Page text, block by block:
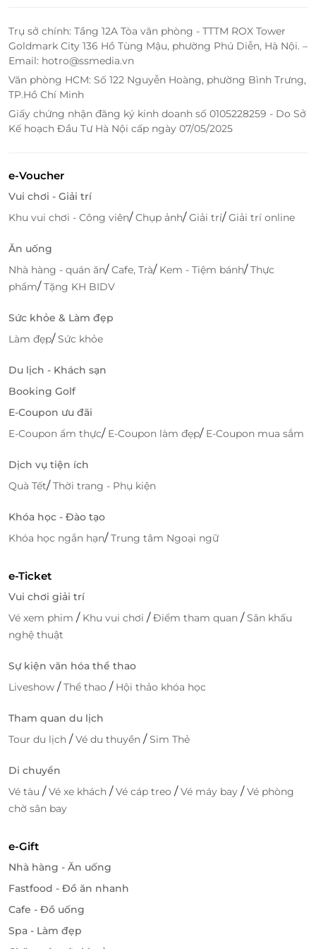
Trụ sở chính: Tầng 12A Tòa văn phòng - TTTM ROX Tower
Goldmark City 136 Hồ Tùng Mậu, phường Phú Diễn, Hà Nội. –
Email: hotro@ssmedia.vn
Văn phòng HCM: Số 122 Nguyễn Hoàng, phường Bình Trưng,
TP.Hồ Chí Minh
Giấy chứng nhận đăng ký kinh doanh số 0105228259 - Do Sở
Kế hoạch Đầu Tư Hà Nội cấp ngày 07/05/2025
e-Voucher
Vui chơi - Giải trí
Khu vui chơi - Công viên/Chụp ảnh/Giải trí/Giải trí online
Ăn uống
Nhà hàng - quán ăn/Cafe, Trà/ Kem - Tiệm bánh/Thực
phẩm/Tặng KH BIDV
Sức khỏe & Làm đẹp
Làm đẹp/Sức khỏe
Du lịch - Khách sạn
Booking Golf
E-Coupon ưu đãi
E-Coupon ẩm thực/ E-Coupon làm đẹp/ E-Coupon mua sắm
Dịch vụ tiện ích
Quà Tết/Thời trang - Phụ kiện
Khóa học - Đào tạo
Khóa học ngắn hạn/Trung tâm Ngoại ngữ
e-Ticket
Vui chơi giải trí
Vé xem phim / Khu vui chơi /Điểm tham quan /Sân khấu
nghệ thuật
Sự kiện văn hóa thể thao
Liveshow /Thể thao / Hội thảo khóa học
Tham quan du lịch
Tour du lịch /Vé du thuyền /Sim Thẻ
Di chuyển
Vé tàu /Vé xe khách /Vé cáp treo /Vé máy bay /Vé phòng
chờ sân bay
e-Gift
Nhà hàng - Ăn uống
Fastfood - Đồ ăn nhanh
Cafe - Đồ uống
Spa - Làm đẹp